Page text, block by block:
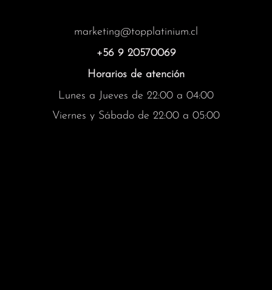
marketing@topplatinium.cl
+56 9 20570069
Horarios de atención
Lunes a Jueves de 22:00 a 04:00
Viernes y Sábado de 22:00 a 05:00